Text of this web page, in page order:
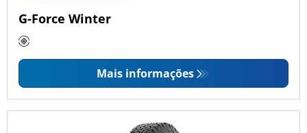
G-Force Winter
Mais informações